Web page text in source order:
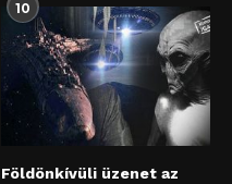
10
Földönkívüli üzenet az